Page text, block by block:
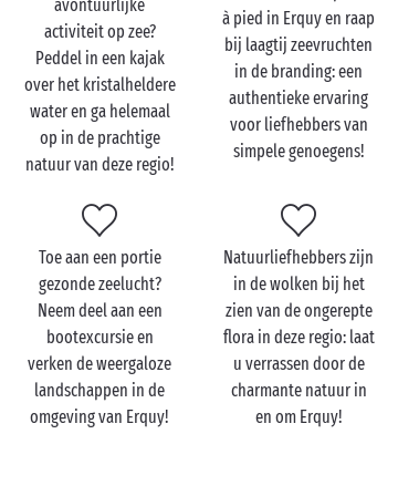
Bezoek Erquy met zijn
tweeën
Bereid u vast voor op een onvergetelijke
romantische vakantietijdens uw verblijf met uw
wederhelft in Erquy. Allebei houdt u sowieso
magische herinneringen over aan uw vakantie in
deze ideale setting, omgeven door de weidse
goudgele stranden van Erquy. Met zijn pittoreske
charme, zijn geplaveide straatjes en zijn maritieme
sfeer is deze badplaats de perfecte plek voor een
romantisch uitje met zijn tweeën.Geschiedenis,
natuurengastronomie
: meer hebt u niet nodig om
met zijn tweeën heerlijk op adem te komen.
Een zonsondergang boven de zee in Erquy is een niet
avontuurlijke
activiteit op zee?
Peddel in een kajak
over het kristalheldere
water en ga helemaal
op in de prachtige
natuur van deze regio!
à pied in Erquy en raap
bij laagtij zeevruchten
in de branding: een
authentieke ervaring
voor liefhebbers van
simpele genoegens!
Toe aan een portie
gezonde zeelucht?
Neem deel aan een
bootexcursie en
verken de weergaloze
landschappen in de
omgeving van Erquy!
Natuurliefhebbers zijn
in de wolken bij het
zien van de ongerepte
flora in deze regio: laat
u verrassen door de
charmante natuur in
en om Erquy!